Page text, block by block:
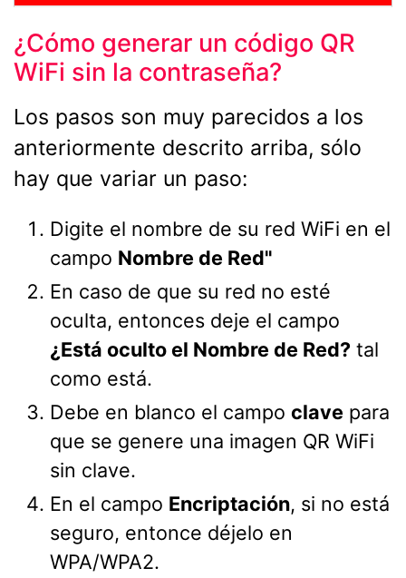
¿Cómo generar un código QR
WiFi sin la contraseña?
Los pasos son muy parecidos a los
anteriormente descrito arriba, sólo
hay que variar un paso:
Digite el nombre de su red WiFi en el
campo Nombre de Red"
En caso de que su red no esté
oculta, entonces deje el campo
¿Está oculto el Nombre de Red? tal
como está.
Debe en blanco el campo clave para
que se genere una imagen QR WiFi
sin clave.
En el campo Encriptación, si no está
seguro, entonce déjelo en
WPA/WPA2.